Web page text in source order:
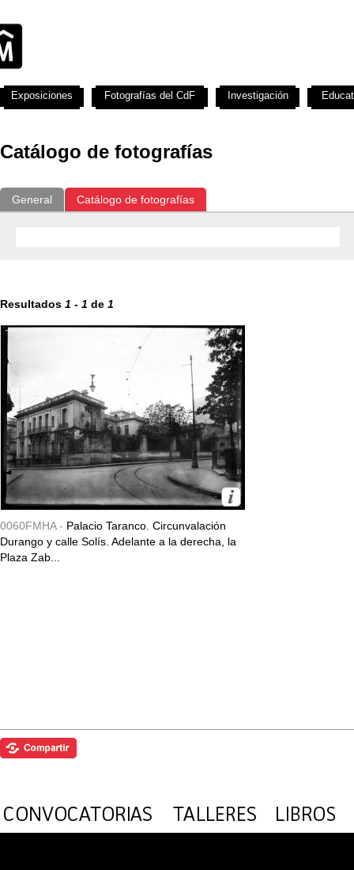
Catálogo de fotografías
General Catálogo de fotografías
Resultados 1 - 1 de 1
0060FMHA - Palacio Taranco. Circunvalación
Durango y calle Solís. Adelante a la derecha, la
Plaza Zab...
Exposiciones Fotografías del CdF Investigación